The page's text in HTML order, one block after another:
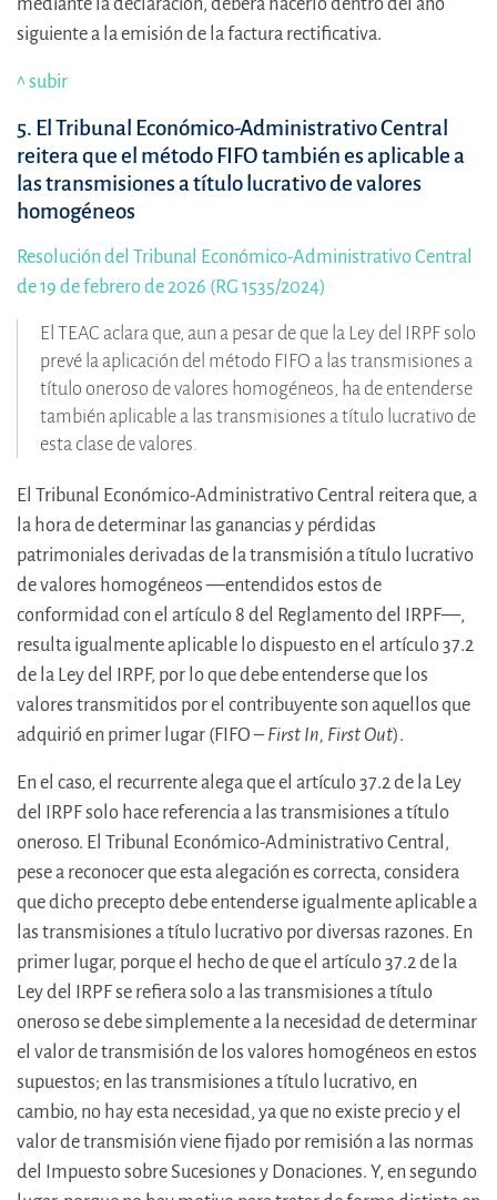
mediante la declaración, deberá hacerlo dentro del año
siguiente a la emisión de la factura rectificativa.
^ subir
5. El Tribunal Económico-Administrativo Central
reitera que el método FIFO también es aplicable a
las transmisiones a título lucrativo de valores
homogéneos
Resolución del Tribunal Económico-Administrativo Central
de 19 de febrero de 2026 (RG 1535/2024)
El TEAC aclara que, aun a pesar de que la Ley del IRPF solo
prevé la aplicación del método FIFO a las transmisiones a
título oneroso de valores homogéneos, ha de entenderse
también aplicable a las transmisiones a título lucrativo de
esta clase de valores.
El Tribunal Económico-Administrativo Central reitera que, a
la hora de determinar las ganancias y pérdidas
patrimoniales derivadas de la transmisión a título lucrativo
de valores homogéneos —entendidos estos de
conformidad con el artículo 8 del Reglamento del IRPF—,
resulta igualmente aplicable lo dispuesto en el artículo 37.2
de la Ley del IRPF, por lo que debe entenderse que los
valores transmitidos por el contribuyente son aquellos que
adquirió en primer lugar (FIFO – First In, First Out).
En el caso, el recurrente alega que el artículo 37.2 de la Ley
del IRPF solo hace referencia a las transmisiones a título
oneroso. El Tribunal Económico-Administrativo Central,
pese a reconocer que esta alegación es correcta, considera
que dicho precepto debe entenderse igualmente aplicable a
las transmisiones a título lucrativo por diversas razones. En
primer lugar, porque el hecho de que el artículo 37.2 de la
Ley del IRPF se refiera solo a las transmisiones a título
oneroso se debe simplemente a la necesidad de determinar
el valor de transmisión de los valores homogéneos en estos
supuestos; en las transmisiones a título lucrativo, en
cambio, no hay esta necesidad, ya que no existe precio y el
valor de transmisión viene fijado por remisión a las normas
del Impuesto sobre Sucesiones y Donaciones. Y, en segundo